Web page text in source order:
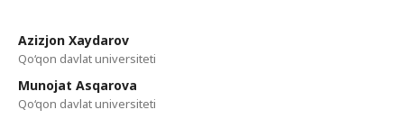
Azizjon Xaydarov
Qo‘qon davlat universiteti
Munojat Asqarova
Qo‘qon davlat universiteti